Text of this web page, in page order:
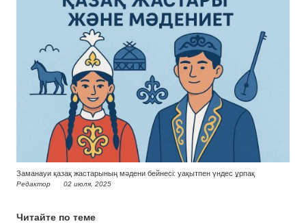
Заманауи қазақ жастарының мәдени бейнесі: уақытпен үндес ұрпақ
Редактор 02 июля, 2025
Читайте по теме